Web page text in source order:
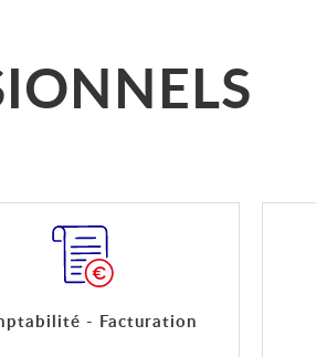
- Facturation